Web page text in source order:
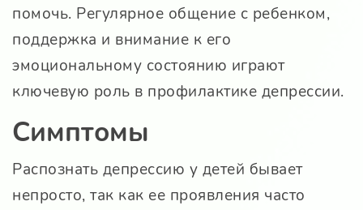
помочь. Регулярное общение с ребенком,
поддержка и внимание к его
эмоциональному состоянию играют
ключевую роль в профилактике депрессии.
Симптомы
Распознать депрессию у детей бывает
непросто, так как ее проявления часто